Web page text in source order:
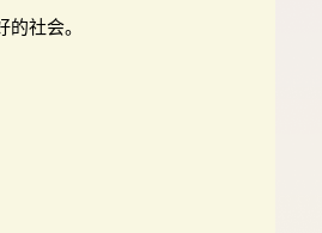
社会。